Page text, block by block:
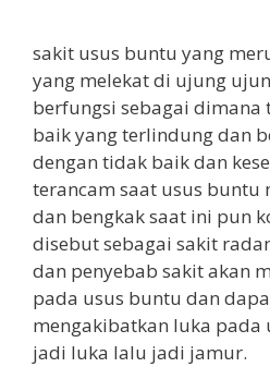
sakit usus buntu yang
yang melekat di ujung
berfungsi sebagai
baik yang terlindung dan
dengan tidak baik dan
terancam saat usus buntu
dan bengkak saat ini pun
disebut sebagai sakit
dan penyebab sakit akan
pada usus buntu dan
mengakibatkan luka pada
jadi luka lalu jadi jamur.